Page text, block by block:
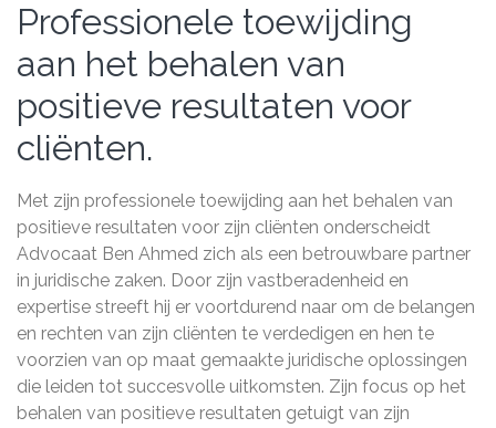
Professionele toewijding
aan het behalen van
positieve resultaten voor
cliënten.
Met zijn professionele toewijding aan het behalen van
positieve resultaten voor zijn cliënten onderscheidt
Advocaat Ben Ahmed zich als een betrouwbare partner
in juridische zaken. Door zijn vastberadenheid en
expertise streeft hij er voortdurend naar om de belangen
en rechten van zijn cliënten te verdedigen en hen te
voorzien van op maat gemaakte juridische oplossingen
die leiden tot succesvolle uitkomsten. Zijn focus op het
behalen van positieve resultaten getuigt van zijn